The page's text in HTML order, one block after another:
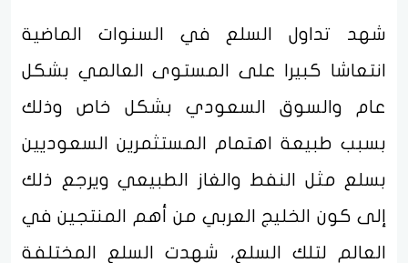
شهد تداول السلع في السنوات الماضية
انتعاشا كبيرا على المستوى العالمي بشكل
عام والسوق السعودي بشكل خاص وذلك
بسبب طبيعة اهتمام المستثمرين السعوديين
بسلع مثل النفط والغاز الطبيعي ويرجع ذلك
إلى كون الخليج العربي من أهم المنتجين في
العالم لتلك السلع، شهدت السلع المختلفة